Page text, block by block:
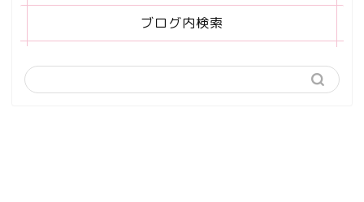
ブログ内検索